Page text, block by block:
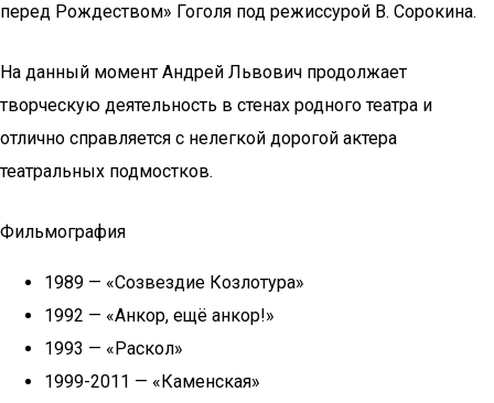
перед Рождеством» Гоголя под режиссурой В. Сорокина.
На данный момент Андрей Львович продолжает
творческую деятельность в стенах родного театра и
отлично справляется с нелегкой дорогой актера
театральных подмостков.
Фильмография
1989 — «Созвездие Козлотура»
1992 — «Анкор, ещё анкор!»
1993 — «Раскол»
1999-2011 — «Каменская»